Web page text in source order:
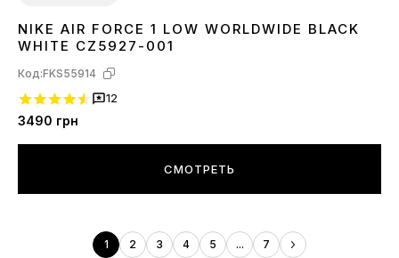
3840 4142 434445
NIKE AIR FORCE 1 LOW WORLDWIDE BLACK
WHITE CZ5927-001
Код:FKS55914
12
3490 грн
СМОТРЕТЬ
1 2 3 4 5 ... 7